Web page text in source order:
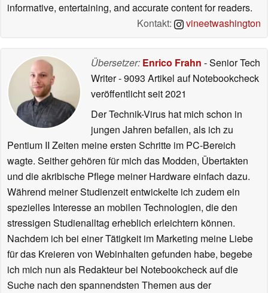
informative, entertaining, and accurate content for readers.
Kontakt:
vineetwashington
Übersetzer: Enrico Frahn - Senior Tech
Writer- 9093 Artikel auf Notebookcheck
veröffentlichtseit 2021
Der Technik-Virus hat mich schon in
jungen Jahren befallen, als ich zu
Pentium II Zeiten meine ersten Schritte im PC-Bereich
wagte. Seither gehören für mich das Modden, Übertakten
und die akribische Pflege meiner Hardware einfach dazu.
Während meiner Studienzeit entwickelte ich zudem ein
spezielles Interesse an mobilen Technologien, die den
stressigen Studienalltag erheblich erleichtern können.
Nachdem ich bei einer Tätigkeit im Marketing meine Liebe
für das Kreieren von Webinhalten gefunden habe, begebe
ich mich nun als Redakteur bei Notebookcheck auf die
Suche nach den spannendsten Themen aus der